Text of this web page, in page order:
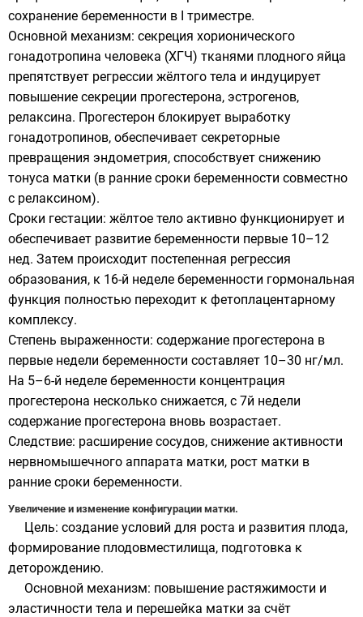
сохранение беременности в I триместре.
Основной механизм: секреция хорионического
гонадотропина человека (ХГЧ) тканями плодного яйца
препятствует регрессии жёлтого тела и индуцирует
повышение секреции прогестерона, эстрогенов,
релаксина. Прогестерон блокирует выработку
гонадотропинов, обеспечивает секреторные
превращения эндометрия, способствует снижению
тонуса матки (в ранние сроки беременности совместно
с релаксином).
Сроки гестации: жёлтое тело активно функционирует и
обеспечивает развитие беременности первые 10–12
нед. Затем происходит постепенная регрессия
образования, к 16-й неделе беременности гормональная
функция полностью переходит к фетоплацентарному
комплексу.
Степень выраженности: содержание прогестерона в
первые недели беременности составляет 10–30 нг/мл.
На 5–6-й неделе беременности концентрация
прогестерона несколько снижается, с 7й недели
содержание прогестерона вновь возрастает.
Следствие: расширение сосудов, снижение активности
нервномышечного аппарата матки, рост матки в
ранние сроки беременности.
Увеличение и изменение конфигурации матки.
Цель: создание условий для роста и развития плода,
формирование плодовместилища, подготовка к
деторождению.
Основной механизм: повышение растяжимости и
эластичности тела и перешейка матки за счёт